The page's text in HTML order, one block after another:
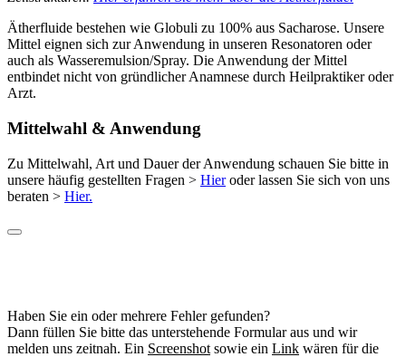
Optionen
können
auf
der
Produktseite
gewählt
Ätherfluide bestehen wie Globuli zu 100% aus Sacharose. Unsere
Mittel eignen sich zur Anwendung in unseren Resonatoren oder
auch als Wasseremulsion/Spray. Die Anwendung der Mittel
entbindet nicht von gründlicher Anamnese durch Heilpraktiker oder
Arzt.
Mittelwahl & Anwendung
Zu Mittelwahl, Art und Dauer der Anwendung schauen Sie bitte in
unsere häufig gestellten Fragen > Hieroder lassen Sie sich von uns
beraten > Hier.
Haben Sie ein oder mehrere Fehler gefunden?
Dann füllen Sie bitte das unterstehende Formular aus und wir
melden uns zeitnah. Ein Screenshot sowie ein Link wären für die